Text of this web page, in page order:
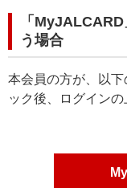
「
う場合
本会員の方が、以
ック後、ログインの